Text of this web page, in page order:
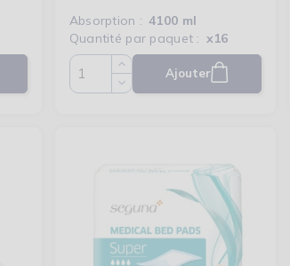
Absorption : 4100 ml
Quantité par paquet : x16
QuantitéAjouter